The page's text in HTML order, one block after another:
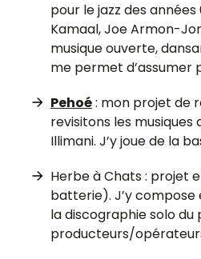
pour le jazz des
Kamaal, Joe Armon-
musique ouverte,
me permet d’assumer
Pehoé: mon projet de
revisitons les
Illimani. J’y joue de la
Herbe à Chats : projet
batterie). J’y
la discographie solo du
producteurs/